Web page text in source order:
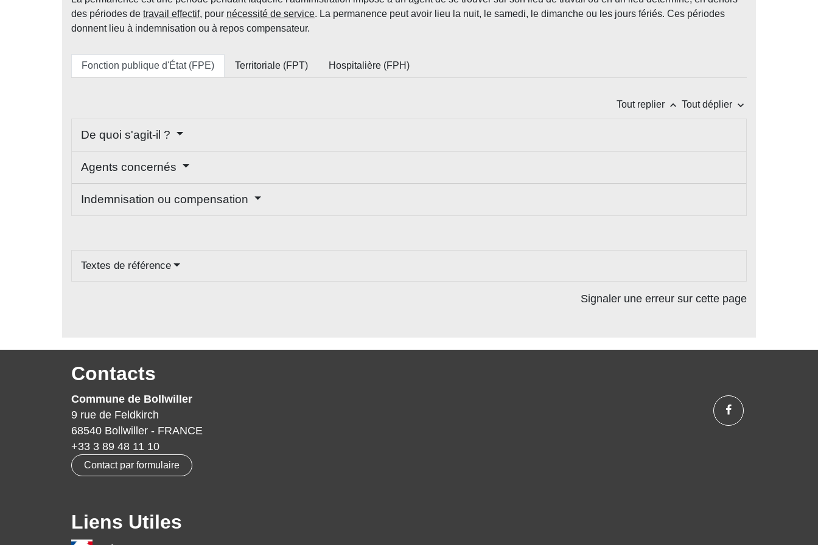
des périodes de travail effectif, pour nécessité de service. La permanence peut avoir lieu la nuit, le samedi, le dimanche ou les jours fériés. Ces périodes
donnent lieu à indemnisation ou à repos compensateur.
Fonction publique d'État (FPE) Territoriale (FPT) Hospitalière (FPH)
Tout replier keyboard_arrow_up Tout déplier keyboard_arrow_down
De quoi s'agit-il ?
Agents concernés
Indemnisation ou compensation
Textes de référence
Signaler une erreur sur cette page
Contacts
Commune de Bollwiller
9 rue de Feldkirch
68540 Bollwiller - FRANCE
+33 3 89 48 11 10
Contact par formulaire
Liens Utiles